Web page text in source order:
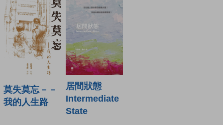
莫失莫忘－－
我的人生路
居間狀態
Intermediate
State